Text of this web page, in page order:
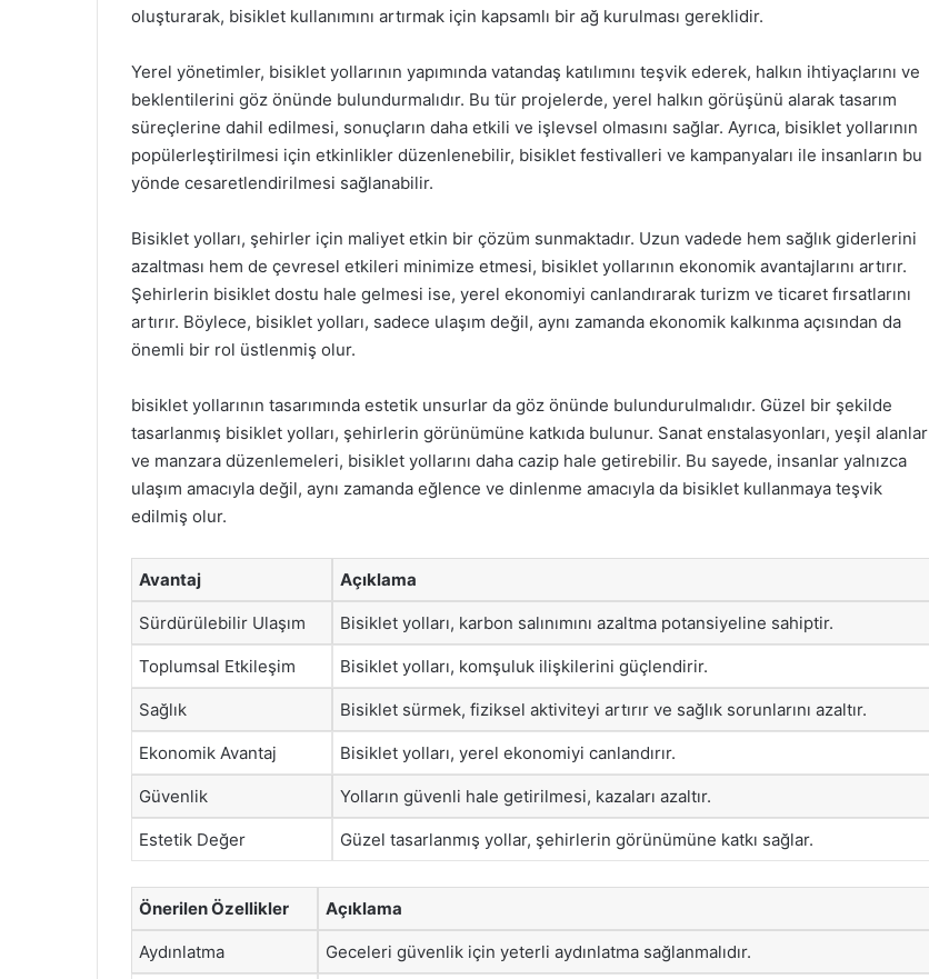
oluşturarak, bisiklet kullanımını artırmak için kapsamlı bir ağ kurulması gereklidir.
Yerel yönetimler, bisiklet yollarının yapımında vatandaş katılımını teşvik ederek, halkın ihtiyaçlarını ve
beklentilerini göz önünde bulundurmalıdır. Bu tür projelerde, yerel halkın görüşünü alarak tasarım
süreçlerine dahil edilmesi, sonuçların daha etkili ve işlevsel olmasını sağlar. Ayrıca, bisiklet yollarının
popülerleştirilmesi için etkinlikler düzenlenebilir, bisiklet festivalleri ve kampanyaları ile insanların bu
yönde cesaretlendirilmesi sağlanabilir.
Bisiklet yolları, şehirler için maliyet etkin bir çözüm sunmaktadır. Uzun vadede hem sağlık giderlerini
azaltması hem de çevresel etkileri minimize etmesi, bisiklet yollarının ekonomik avantajlarını artırır.
Şehirlerin bisiklet dostu hale gelmesi ise, yerel ekonomiyi canlandırarak turizm ve ticaret fırsatlarını
artırır. Böylece, bisiklet yolları, sadece ulaşım değil, aynı zamanda ekonomik kalkınma açısından da
önemli bir rol üstlenmiş olur.
bisiklet yollarının tasarımında estetik unsurlar da göz önünde bulundurulmalıdır. Güzel bir şekilde
tasarlanmış bisiklet yolları, şehirlerin görünümüne katkıda bulunur. Sanat enstalasyonları, yeşil alanlar
ve manzara düzenlemeleri, bisiklet yollarını daha cazip hale getirebilir. Bu sayede, insanlar yalnızca
ulaşım amacıyla değil, aynı zamanda eğlence ve dinlenme amacıyla da bisiklet kullanmaya teşvik
edilmiş olur.
Avantaj Açıklama
Sürdürülebilir Ulaşım Bisiklet yolları, karbon salınımını azaltma potansiyeline sahiptir.
Toplumsal Etkileşim Bisiklet yolları, komşuluk ilişkilerini güçlendirir.
Sağlık Bisiklet sürmek, fiziksel aktiviteyi artırır ve sağlık sorunlarını azaltır.
Ekonomik Avantaj Bisiklet yolları, yerel ekonomiyi canlandırır.
Güvenlik Yolların güvenli hale getirilmesi, kazaları azaltır.
Estetik Değer Güzel tasarlanmış yollar, şehirlerin görünümüne katkı sağlar.
Önerilen Özellikler Açıklama
Aydınlatma Geceleri güvenlik için yeterli aydınlatma sağlanmalıdır.